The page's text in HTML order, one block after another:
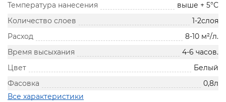
Температура нанесения
выше + 5°С
Количество слоев
1-2слоя
Расход
8-10 м²/л.
Время высыхания
4-6 часов.
Цвет
Белый
Фасовка
0,8л
Все характеристики